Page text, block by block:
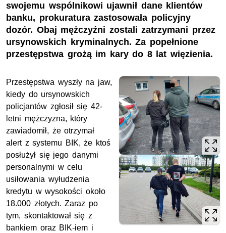
swojemu wspólnikowi ujawnił dane klientów
banku, prokuratura zastosowała policyjny
dozór. Obaj mężczyźni zostali zatrzymani przez
ursynowskich kryminalnych. Za popełnione
przestępstwa grożą im kary do 8 lat więzienia.
Przestępstwa wyszły na jaw,
kiedy do ursynowskich
policjantów zgłosił się 42-
letni mężczyzna, który
zawiadomił, że otrzymał
alert z systemu BIK, że ktoś
posłużył się jego danymi
personalnymi w celu
usiłowania wyłudzenia
kredytu w wysokości około
18.000 złotych. Zaraz po
tym, skontaktował się z
bankiem oraz BIK-iem i